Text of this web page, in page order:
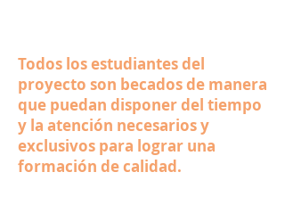
Todos los estudiantes del
proyecto son becados de manera
que puedan disponer del tiempo
y la atención necesarios y
exclusivos para lograr una
formación de calidad.